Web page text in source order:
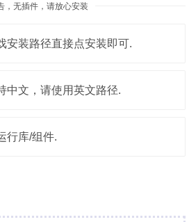
，无插件，请放心安装
安装路径直接点安装即可.
中文，请使用英文路径.
行库/组件.